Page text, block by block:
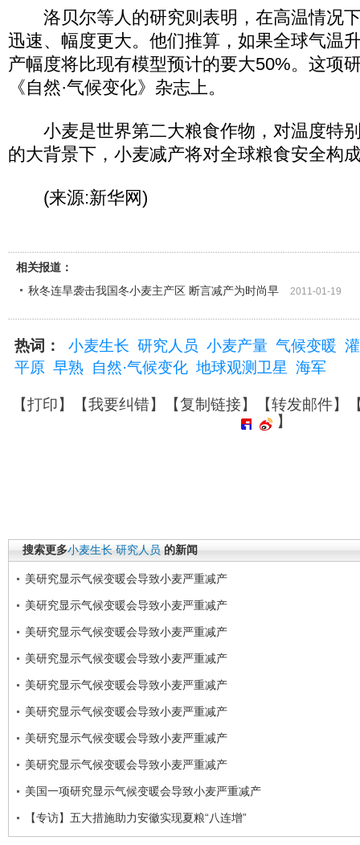
洛贝尔等人的研究则表明，在高温情况
迅速、幅度更大。他们推算，如果全球气温
产幅度将比现有模型预计的要大50%。这项
《自然·气候变化》杂志上。
小麦是世界第二大粮食作物，对温度特
的大背景下，小麦减产将对全球粮食安全构
(来源:新华网)
相关报道：
秋冬连旱袭击我国冬小麦主产区 断言减产为时尚早
2011-01-19
热词： 小麦生长 研究人员 小麦产量 气候变暖
平原 早熟 自然·气候变化 地球观测卫星 海军
【打印】【我要纠错】【复制链接】【转发邮件】
】
搜索更多小麦生长 研究人员 的新闻
美研究显示气候变暖会导致小麦严重减产
美研究显示气候变暖会导致小麦严重减产
美研究显示气候变暖会导致小麦严重减产
美研究显示气候变暖会导致小麦严重减产
美研究显示气候变暖会导致小麦严重减产
美研究显示气候变暖会导致小麦严重减产
美研究显示气候变暖会导致小麦严重减产
美研究显示气候变暖会导致小麦严重减产
美国一项研究显示气候变暖会导致小麦严重减产
【专访】五大措施助力安徽实现夏粮“八连增”